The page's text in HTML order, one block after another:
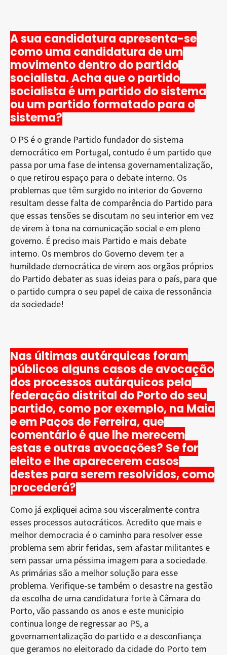
A sua candidatura apresenta-se
como uma candidatura de um
movimento dentro do partido
socialista. Acha que o partido
socialista é um partido do sistema
ou um partido formatado para o
sistema?
O PS é o grande Partido fundador do sistema
democrático em Portugal, contudo é um partido que
passa por uma fase de intensa governamentalização,
o que retirou espaço para o debate interno. Os
problemas que têm surgido no interior do Governo
resultam desse falta de comparência do Partido para
que essas tensões se discutam no seu interior em vez
de virem à tona na comunicação social e em pleno
governo. É preciso mais Partido e mais debate
interno. Os membros do Governo devem ter a
humildade democrática de virem aos orgãos próprios
do Partido debater as suas ideias para o país, para que
o partido cumpra o seu papel de caixa de ressonância
da sociedade!
Nas últimas autárquicas foram
públicos alguns casos de avocação
dos processos autárquicos pela
federação distrital do Porto do seu
partido, como por exemplo, na Maia
e em Paços de Ferreira, que
comentário é que lhe merecem
estas e outras avocações? Se for
eleito e lhe aparecerem casos
destes para serem resolvidos, como
procederá?
Como já expliquei acima sou visceralmente contra
esses processos autocráticos. Acredito que mais e
melhor democracia é o caminho para resolver esse
problema sem abrir feridas, sem afastar militantes e
sem passar uma péssima imagem para a sociedade.
As primárias são a melhor solução para esse
problema. Verifique-se também o desastre na gestão
da escolha de uma candidatura forte à Câmara do
Porto, vão passando os anos e este município
continua longe de regressar ao PS, a
governamentalização do partido e a desconfiança
que geramos no eleitorado da cidade do Porto tem